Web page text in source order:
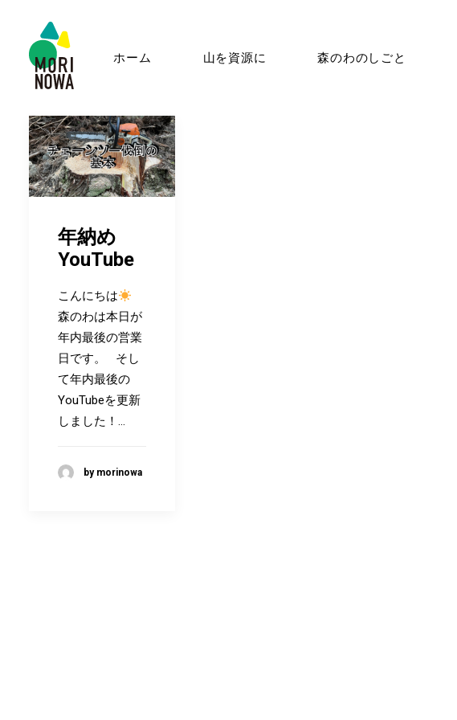
ホーム 山を資源に 森のわのしごと
年納め
YouTube
こんにちは
森のわは本日が
年内最後の営業
日です。 そし
て年内最後の
YouTubeを更新
しました！…
by morinowa